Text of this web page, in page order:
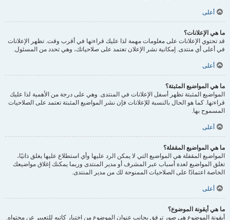
أعلى
ما هي الإعلانات؟
قد تحتوي الإعلانات على معلومات مهمة لذا عليك قراءتها في أقرب وقت. تظهر الإعلانات
في أعلى أي منتدى. إمكانية نشر الإعلان تعتمد على صلاحياتك، وهي تحدد من المسئول.
أعلى
ما هي المواضيع المثبتة؟
المواضيع المثبتة تظهر أسفل الإعلانات في المنتدى. وهي على درجة من الأهمية لذا عليك
قراءتها. كما هو الحال بالنسبة للإعلانات فإن نشر المواضيع المثبتة تعتمد على الصلاحيات
المسموح بها.
أعلى
ما هي المواضيع المقفلة؟
المواضيع المقفلة هي المواضيع التي لا يمكن الرد عليها وأي استطلاع عليها يغلق ذاتيًا،
تغلق المواضيع لعدة أسباب عبر المشرف أو مدير المنتدى وربما يمكنك إغلاق مواضيعك
الخاصة اعتمادًا على الصلاحيات الممنوحة لك من مدير المنتدى.
أعلى
ما هي أيقونة الموضوع؟
أيقونة الموضوع هي صور ترفق بجانب عنوان الموضوع من اختيار كاتبه للتعبير عن محتواه.